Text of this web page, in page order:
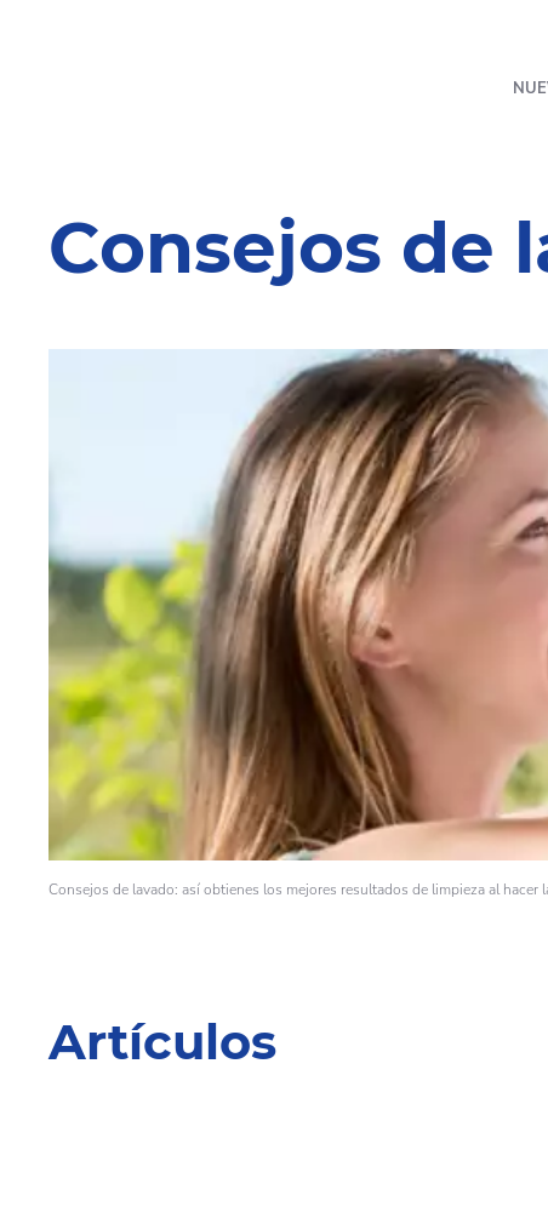
Consejos de
Consejos de lavado: así obtienes los mejores resultados de limpieza al hacer
Artículos